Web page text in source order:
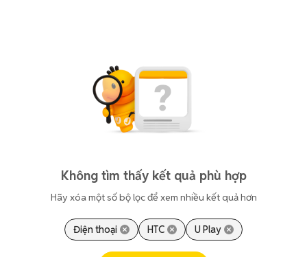
Không tìm thấy kết quả phù hợp
Hãy xóa một số bộ lọc để xem nhiều kết quả hơn
Điện thoại HTC U Play